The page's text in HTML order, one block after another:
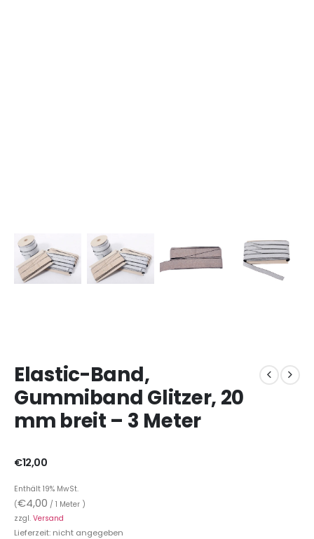
Elastic-Band,
Gummiband Glitzer, 20
mm breit – 3 Meter
€12,00
Enthält 19% MwSt.
(€4,00 / 1 Meter )
zzgl. Versand
Lieferzeit: nicht angegeben